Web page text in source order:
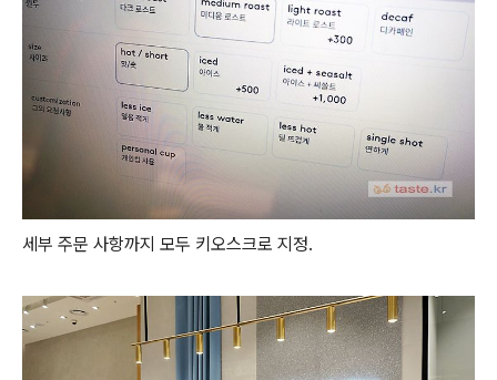
세부 주문 사항까지 모두 키오스크로 지정.